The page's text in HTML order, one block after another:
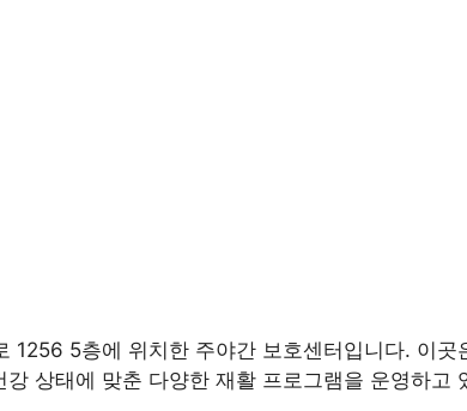
1256 5층에 위치한 주야간 보호센터입니다. 이
상태에 맞춘 다양한 재활 프로그램을 운영하고